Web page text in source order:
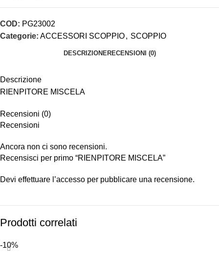
COD: PG23002
Categorie: ACCESSORI SCOPPIO, SCOPPIO
DESCRIZIONERECENSIONI (0)
Descrizione
RIENPITORE MISCELA
Recensioni (0)
Recensioni
Ancora non ci sono recensioni.
Recensisci per primo “RIENPITORE MISCELA”
Devi effettuare l’accesso per pubblicare una recensione.
Prodotti correlati
-10%